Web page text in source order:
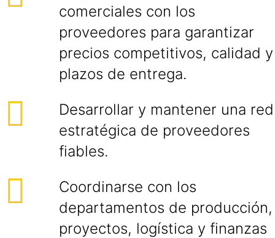
comerciales con los
proveedores para garantizar
precios competitivos, calidad y
plazos de entrega.
Desarrollar y mantener una red
estratégica de proveedores
fiables.
Coordinarse con los
departamentos de producción,
proyectos, logística y finanzas